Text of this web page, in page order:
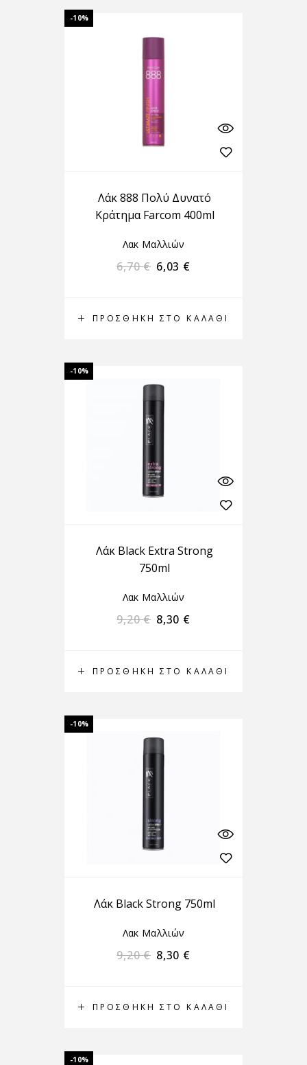
-10%
ΠΡΟΣΘΉΚΗ ΣΤΟ ΚΑΛΆΘΙ
Λάκ 888 Πολύ Δυνατό
Κράτημα Farcom 400ml
Λακ Μαλλιών
6,70€ 6,03 €
-10%
ΠΡΟΣΘΉΚΗ ΣΤΟ ΚΑΛΆΘΙ
Λάκ Black Extra Strong
750ml
Λακ Μαλλιών
9,20€ 8,30 €
-10%
ΠΡΟΣΘΉΚΗ ΣΤΟ ΚΑΛΆΘΙ
Λάκ Black Strong 750ml
Λακ Μαλλιών
9,20€ 8,30 €
-10%